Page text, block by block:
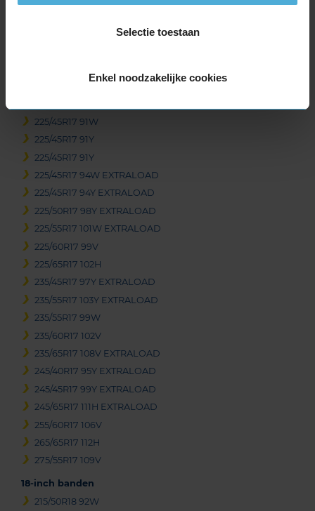
Selectie toestaan
Enkel noodzakelijke cookies
215/55R17 98Y EXTRALOAD
225/45R17 91W
225/45R17 91Y
225/45R17 91Y
225/45R17 94W EXTRALOAD
225/45R17 94Y EXTRALOAD
225/50R17 98Y EXTRALOAD
225/55R17 101W EXTRALOAD
225/60R17 99V
225/65R17 102H
235/45R17 97Y EXTRALOAD
235/55R17 103Y EXTRALOAD
235/55R17 99W
235/60R17 102V
235/65R17 108V EXTRALOAD
245/40R17 95Y EXTRALOAD
245/45R17 99Y EXTRALOAD
245/65R17 111H EXTRALOAD
255/60R17 106V
265/65R17 112H
275/55R17 109V
18-inch banden
215/50R18 92W